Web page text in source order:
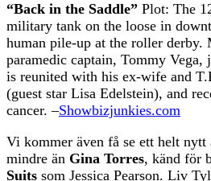
“Back in the Saddle” Plot: The
military tank on the loose in
human pile-up at the roller derby.
paramedic captain, Tommy Vega,
is reunited with his ex-wife and
(guest star Lisa Edelstein), and
cancer. –Showbizjunkies.com
Vi kommer även få se ett helt nytt
mindre än Gina Torres, känd för
Suits som Jessica Pearson. Liv